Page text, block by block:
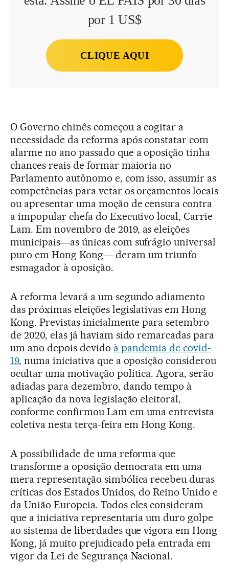
por 1 US$
CLIQUE AQUI
O Governo chinês começou a cogitar a
necessidade da reforma após constatar com
alarme no ano passado que a oposição tinha
chances reais de formar maioria no
Parlamento autônomo e, com isso, assumir as
competências para vetar os orçamentos locais
ou apresentar uma moção de censura contra
a impopular chefa do Executivo local, Carrie
Lam. Em novembro de 2019, as eleições
municipais―as únicas com sufrágio universal
puro em Hong Kong― deram um triunfo
esmagador à oposição.
A reforma levará a um segundo adiamento
das próximas eleições legislativas em Hong
Kong. Previstas inicialmente para setembro
de 2020, elas já haviam sido remarcadas para
um ano depois devido à pandemia de covid-
19, numa iniciativa que a oposição considerou
ocultar uma motivação política. Agora, serão
adiadas para dezembro, dando tempo à
aplicação da nova legislação eleitoral,
conforme confirmou Lam em uma entrevista
coletiva nesta terça-feira em Hong Kong.
A possibilidade de uma reforma que
transforme a oposição democrata em uma
mera representação simbólica recebeu duras
críticas dos Estados Unidos, do Reino Unido e
da União Europeia. Todos eles consideram
que a iniciativa representaria um duro golpe
ao sistema de liberdades que vigora em Hong
Kong, já muito prejudicado pela entrada em
vigor da Lei de Segurança Nacional.